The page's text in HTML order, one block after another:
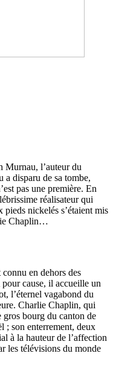
Murnau, l’auteur du
a disparu de sa tombe,
pas une première. En
réalisateur qui
nickelés s’étaient mis
Chaplin…
en dehors des
cause, il accueille un
l’éternel vagabond du
Charlie Chaplin, qui
gros bourg du canton de
; son enterrement, deux
à la hauteur de l’affection
les télévisions du monde